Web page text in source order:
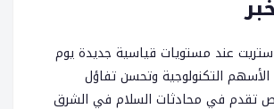
عند مستويات قياسية جديدة يوم
الأسهم التكنولوجية وتحسن تفاؤل
تقدم في محادثات السلام في الشرق